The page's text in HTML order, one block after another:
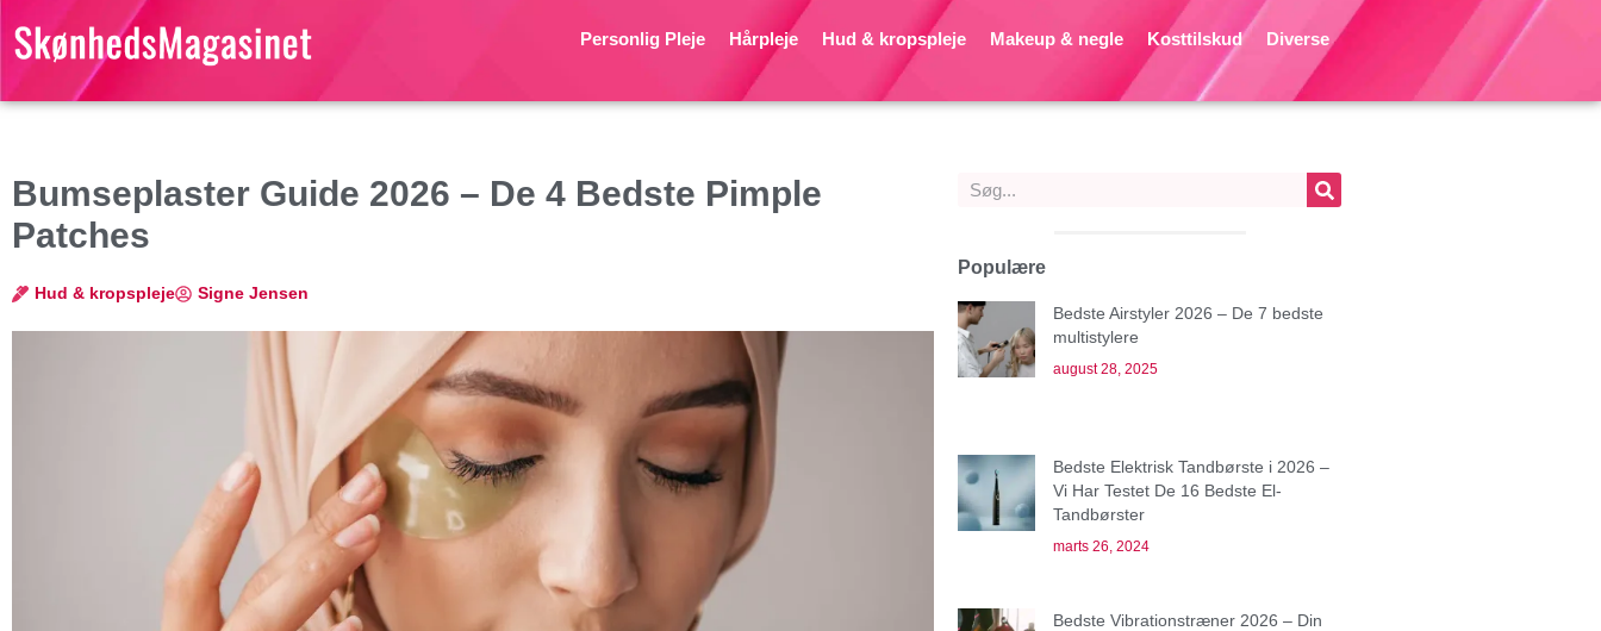
Personlig Pleje Hårpleje Hud & kropspleje Makeup & negle Kosttilskud Diverse
Bumseplaster Guide 2026 – De 4 Bedste Pimple
Patches
Hud & kropspleje Signe Jensen
Populære
Bedste Airstyler 2026 – De 7 bedste
multistylere
august 28, 2025
Bedste Elektrisk Tandbørste i 2026 –
Vi Har Testet De 16 Bedste El-
Tandbørster
marts 26, 2024
Bedste Vibrationstræner 2026 – Din